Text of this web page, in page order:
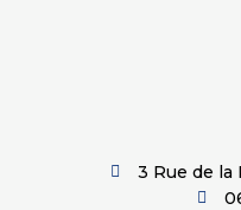
3 Rue de la